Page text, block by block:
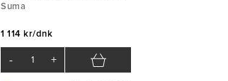
Suma
1 114 kr/dnk
- +